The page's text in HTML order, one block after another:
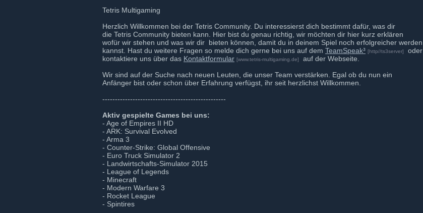
Tetris Multigaming
Herzlich Willkommen bei der Tetris Community. Du interessierst dich bestimmt dafür, was dir
die Tetris Community bieten kann. Hier bist du genau richtig, wir möchten dir hier kurz erklären
wofür wir stehen und was wir dir bieten können, damit du in deinem Spiel noch erfolgreicher werden
kannst. Hast du weitere Fragen so melde dich gerne bei uns auf dem TeamSpeak³ [http//ts3server]
oder
kontaktiere uns über das Kontaktformular [www.tetris-multigaming.de]
auf der Webseite.
Wir sind auf der Suche nach neuen Leuten, die unser Team verstärken. Egal ob du nun ein
Anfänger bist oder schon über Erfahrung verfügst, ihr seit herzlichst Willkommen.
-------------------------------------------------
Aktiv gespielte Games bei uns:
- Age of Empires II HD
- ARK: Survival Evolved
- Arma 3
- Counter-Strike: Global Offensive
- Euro Truck Simulator 2
- Landwirtschafts-Simulator 2015
- League of Legends
- Minecraft
- Modern Warfare 3
- Rocket League
- Spintires